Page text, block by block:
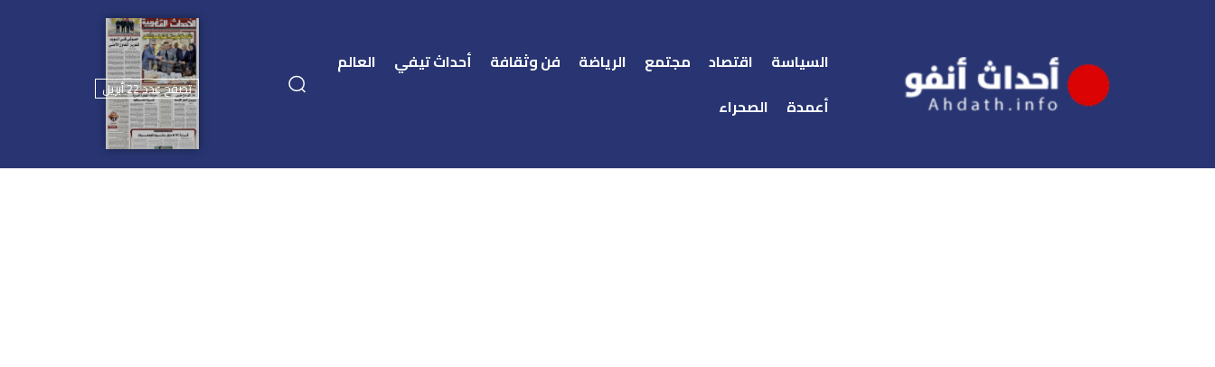
السياسة اقتصاد مجتمع الرياضة فن وثقافة أحداث تيفي
العالم
أعمدة
الصحراء
تصفح عدد 22 أبريل